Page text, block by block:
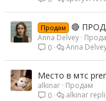
Продам 🔴
Anna Delvey
0
Anna
Место в мтс
alkinar Продам
0
alkinar